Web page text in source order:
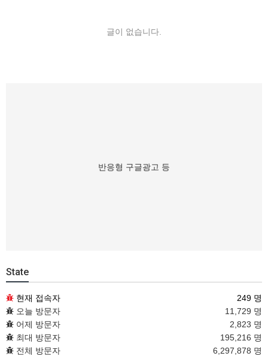
글이 없습니다.
반응형 구글광고 등
State
현재 접속자
249 명
오늘 방문자
11,729 명
어제 방문자
2,823 명
최대 방문자
195,216 명
전체 방문자
6,297,878 명